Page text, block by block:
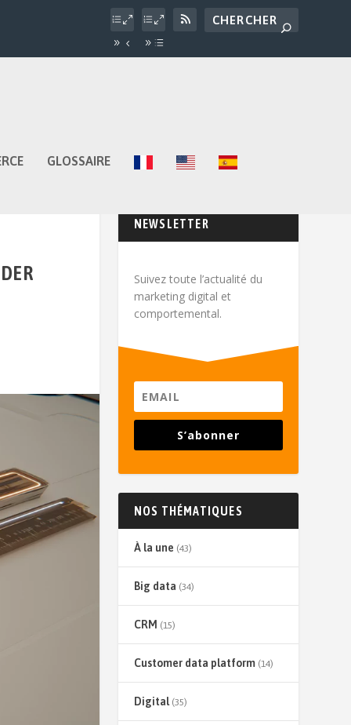
GLOSSAIRE
NEWSLETTER
Suivez toute l’actualité du
marketing digital et
comportemental.
S’abonner
NOS THÉMATIQUES
À la une (43)
Big data (34)
CRM (15)
Customer data platform(14)
Digital(35)